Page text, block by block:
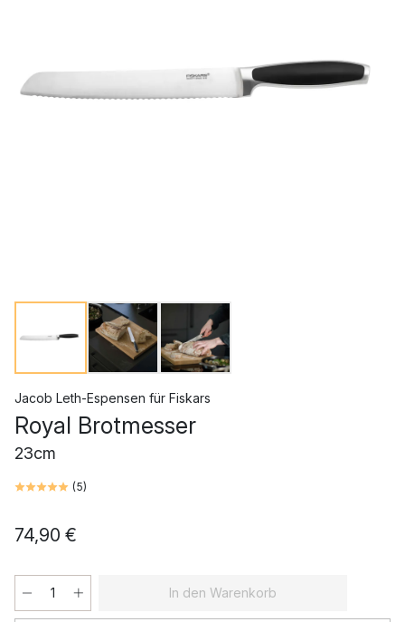
Jacob Leth-Espensen für Fiskars
Royal Brotmesser
23cm
(5)
74,90 €
In den Warenkorb